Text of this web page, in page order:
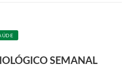
SEMANAL